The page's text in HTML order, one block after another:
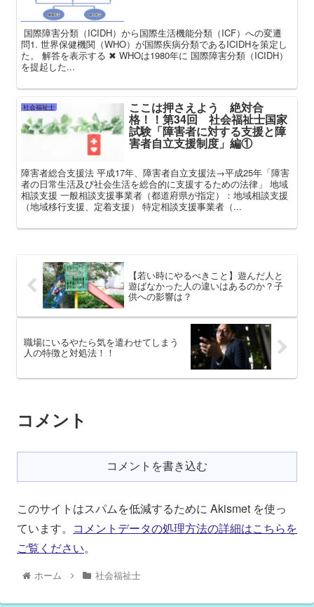
国際障害分類（ICIDH）から国際生活機能分類（ICF）への変遷
問1. 世界保健機関（WHO）が国際疾病分類であるICIDHを策定し
た。 解答を表示する ✖ WHOは1980年に 国際障害分類（ICIDH）
を提起した...
社会福祉士 ここは押さえよう 絶対合
格！！第34回 社会福祉士国家
試験「障害者に対する支援と障
害者自立支援制度」編①
障害者総合支援法 平成17年、障害者自立支援法→平成25年「障害
者の日常生活及び社会生活を総合的に支援するための法律」 地域
相談支援 一般相談支援事業者（都道府県が指定）：地域相談支援
（地域移行支援、定着支援） 特定相談支援事業者（...
【若い時にやるべきこと】遊んだ人と
遊ばなかった人の違いはあるのか？子
供への影響は？
職場にいるやたら気を遣わせてしまう
人の特徴と対処法！！
コメント
コメントを書き込む
このサイトはスパムを低減するために Akismet を使っ
ています。 コメントデータの処理方法の詳細はこちらを
ご覧ください。
ホーム 社会福祉士